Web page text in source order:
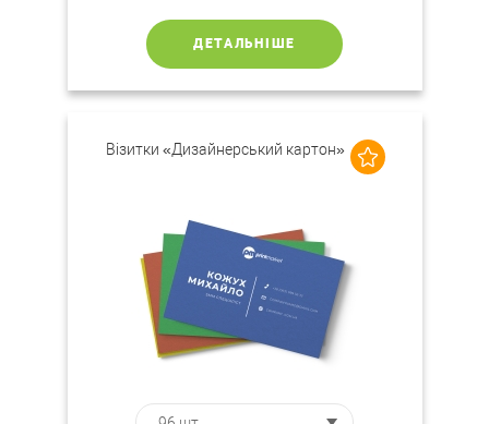
ДЕТАЛЬНІШЕ
Візитки «Дизайнерський картон»